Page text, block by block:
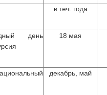
в теч. года
день
18 мая
декабрь, май